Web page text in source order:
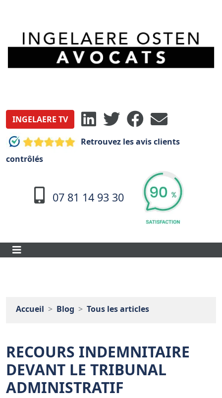
INGELAERE TV
Retrouvez les avis clients
contrôlés
07 81 14 93 30
Accueil Blog Tous les articles
RECOURS INDEMNITAIRE
DEVANT LE TRIBUNAL
ADMINISTRATIF